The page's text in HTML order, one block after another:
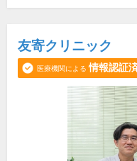
友寄クリニック
医療機関による 情報認証